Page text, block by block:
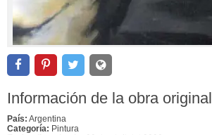
Información de la obra original
País: Argentina
Categoría: Pintura